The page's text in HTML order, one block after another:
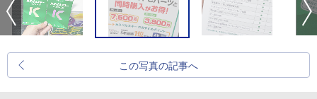
この写真の記事へ